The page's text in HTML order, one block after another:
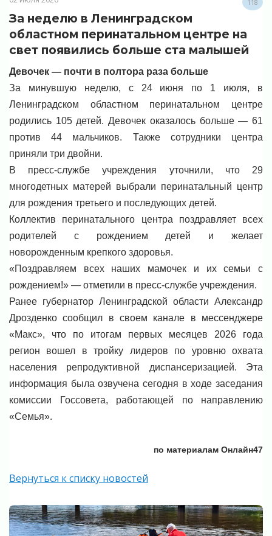
118
За неделю в Ленинградском
областном перинатальном центре на
свет появились больше ста малышей
Девочек — почти в полтора раза больше
За минувшую неделю, с 24 июня по 1 июля, в
Ленинградском областном перинатальном центре
родились 105 детей. Девочек оказалось больше — 61
против 44 мальчиков. Также сотрудники центра
приняли три двойни.
В пресс-службе учреждения уточнили, что 29
многодетных матерей выбрали перинатальный центр
для рождения третьего и последующих детей.
Коллектив перинатального центра поздравляет всех
родителей с рождением детей и желает
новорожденным крепкого здоровья.
«Поздравляем всех наших мамочек и их семьи с
рождением!» — отметили в пресс-службе учреждения.
Ранее губернатор Ленинградской области Александр
Дрозденко сообщил в своем канале в мессенджере
«Макс», что по итогам первых месяцев 2026 года
регион вошел в тройку лидеров по уровню охвата
населения репродуктивной диспансеризацией. Эта
информация была озвучена сегодня в ходе заседания
комиссии Госсовета, работающей по направлению
«Семья».
по материалам Онлайн47
Вернуться к списку новостей